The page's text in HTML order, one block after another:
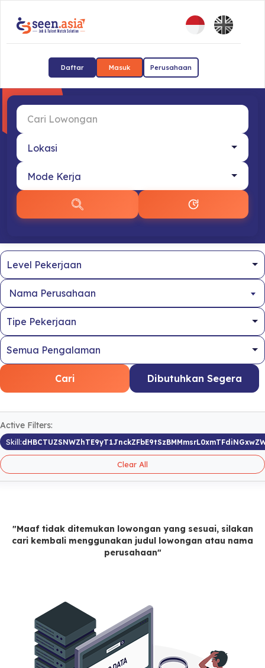
Daftar Masuk Perusahaan
Nama Perusahaan
Cari Dibutuhkan Segera
Active Filters:
Skill:
Clear All
"Maaf tidak ditemukan lowongan yang sesuai, silakan
cari kembali menggunakan judul lowongan atau nama
perusahaan"